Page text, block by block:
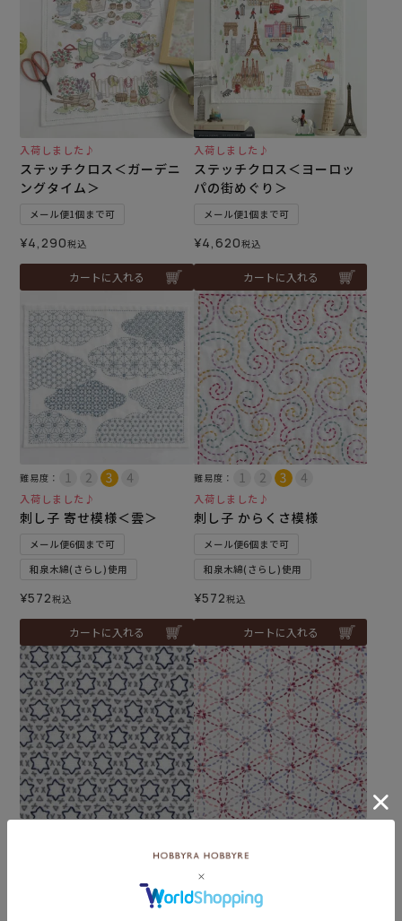
入荷しました♪
ステッチクロス＜ガーデニ
ングタイム＞
メール便1個まで可
¥4,290税込
カートに入れる
入荷しました♪
ステッチクロス＜ヨーロッ
パの街めぐり＞
メール便1個まで可
¥4,620税込
カートに入れる
難易度：
入荷しました♪
刺し子 寄せ模様＜雲＞
メール便6個まで可
和泉木綿(さらし)使用
¥572税込
カートに入れる
難易度：
入荷しました♪
刺し子 からくさ模様
メール便6個まで可
和泉木綿(さらし)使用
¥572税込
カートに入れる
入荷しました♪
刺し子 花づくし
メール便6個まで可